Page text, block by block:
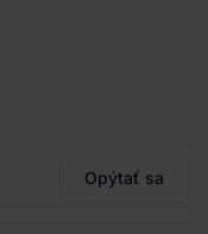
Opýtať sa